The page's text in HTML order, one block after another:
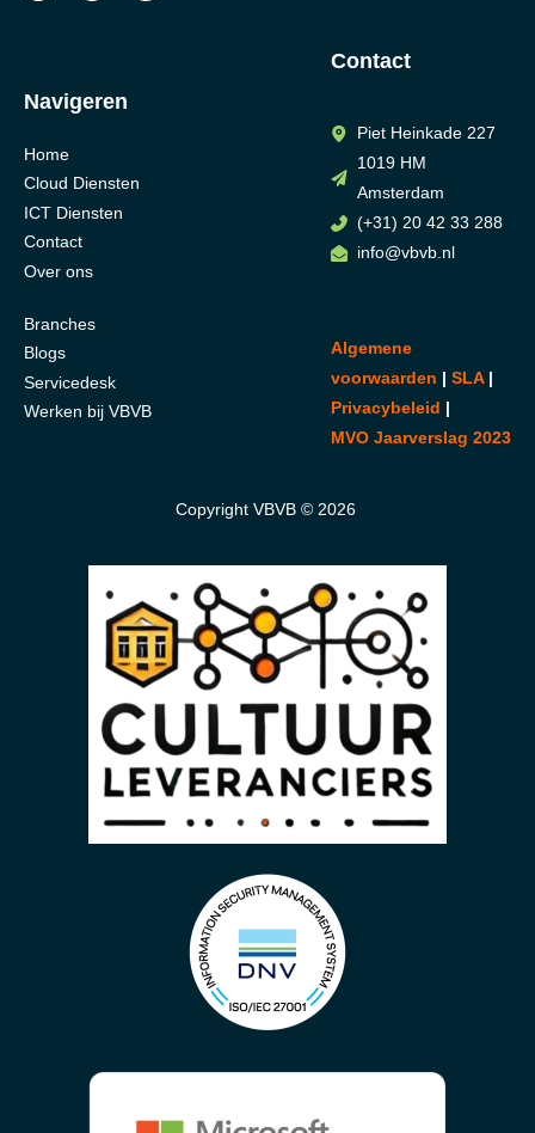
Navigeren
Home
Cloud Diensten
ICT Diensten
Contact
Over ons
Branches
Blogs
Servicedesk
Werken bij VBVB
Contact
Piet Heinkade 227
1019 HM
Amsterdam
(+31) 20 42 33 288
info@vbvb.nl
Algemene
voorwaarden | SLA |
Privacybeleid |
MVO Jaarverslag 2023
Copyright VBVB © 2026